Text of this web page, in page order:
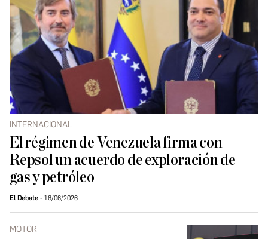
INTERNACIONAL
El régimen de Venezuela firma con
Repsol un acuerdo de exploración de
gas y petróleo
El Debate 16/06/2026
MOTOR